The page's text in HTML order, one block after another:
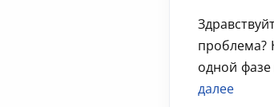
проблема?
одной
далее